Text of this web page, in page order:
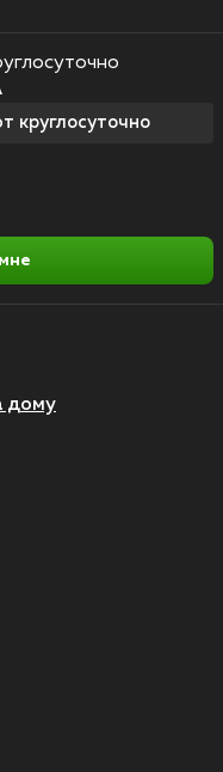
дому
круглосуточно